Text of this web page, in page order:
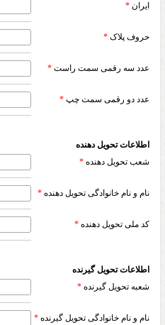
ایران *
حروف پلاک *
عدد سه رقمی سمت راست *
عدد دو رقمی سمت چپ *
اطلاعات تحویل دهنده
شعب تحویل دهنده *
نام و نام خانوادگی تحویل دهنده *
کد ملی تحویل دهنده *
اطلاعات تحویل گیرنده
شعبه تحویل گیرنده *
نام و نام خانوادگی تحویل گیرنده *